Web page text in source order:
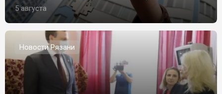
5 августа
Новости Рязани